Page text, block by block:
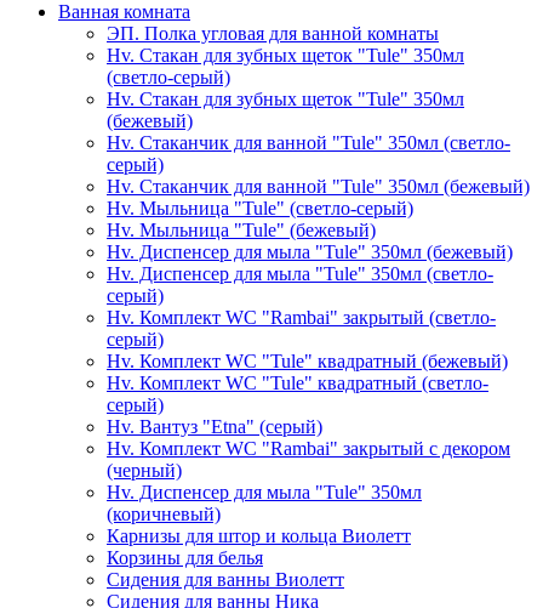
Ванная комната
ЭП. Полка угловая для ванной комнаты
Hv. Стакан для зубных щеток "Tule" 350мл
(светло-серый)
Hv. Стакан для зубных щеток "Tule" 350мл
(бежевый)
Hv. Стаканчик для ванной "Tule" 350мл (светло-
серый)
Hv. Стаканчик для ванной "Tule" 350мл (бежевый)
Hv. Мыльница "Tule" (светло-серый)
Hv. Мыльница "Tule" (бежевый)
Hv. Диспенсер для мыла "Tule" 350мл (бежевый)
Hv. Диспенсер для мыла "Tule" 350мл (светло-
серый)
Hv. Комплект WC "Rambai" закрытый (светло-
серый)
Hv. Комплект WC "Tule" квадратный (бежевый)
Hv. Комплект WC "Tule" квадратный (светло-
серый)
Hv. Вантуз "Etna" (серый)
Hv. Комплект WC "Rambai" закрытый с декором
(черный)
Hv. Диспенсер для мыла "Tule" 350мл
(коричневый)
Карнизы для штор и кольца Виолетт
Корзины для белья
Сидения для ванны Виолетт
Сидения для ванны Ника